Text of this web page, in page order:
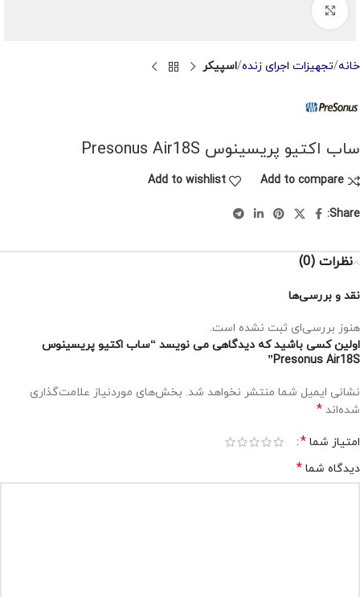
خانه تجهیزات اجرای زنده اسپیکر
ساب اکتیو پریسینوس Presonus Air18S
Add to compare
Add to wishlist
Share:
نظرات (0)
نقد و بررسی‌ها
هنوز بررسی‌ای ثبت نشده است.
اولین کسی باشید که دیدگاهی می نویسد “ساب اکتیو پریسینوس
Presonus Air18S”
نشانی ایمیل شما منتشر نخواهد شد. بخش‌های موردنیاز علامت‌گذاری
شده‌اند *
امتیاز شما *
دیدگاه شما *